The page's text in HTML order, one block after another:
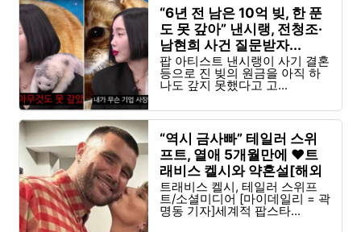
“6년 전 남은 10억 빚, 한 푼
도 못 갚아” 낸시랭, 전청조·
남현희 사건 질문받자...
(+영상)
팝 아티스트 낸시랭이 사기 결혼
등으로 진 빚의 원금을 아직 하
나도 갚지 못했다고 고...
“역시 금사빠” 테일러 스위
프트, 열애 5개월만에 ♥트
래비스 켈시와 약혼설[해외
이슈]
트래비스 켈시, 테일러 스위프
트/소셜미디어 [마이데일리 = 곽
명동 기자]세계적 팝스타...